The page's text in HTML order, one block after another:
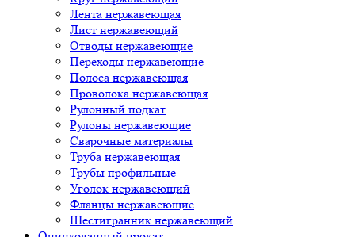
Лента нержавеющая
Лист нержавеющий
Отводы нержавеющие
Переходы нержавеющие
Полоса нержавеющая
Проволока нержавеющая
Рулонный подкат
Рулоны нержавеющие
Сварочные материалы
Труба нержавеющая
Трубы профильные
Уголок нержавеющий
Фланцы нержавеющие
Шестигранник нержавеющий